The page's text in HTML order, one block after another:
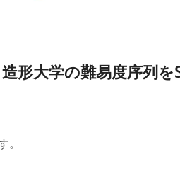
形大学の難易度序列
。